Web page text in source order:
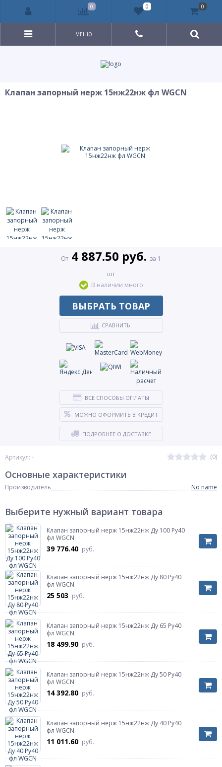
МЕНЮ
Клапан запорный нерж 15нж22нж фл WGCN
Артикул: - (0)
От 4 887.50 руб. за 1
шт
В наличии много
ВЫБРАТЬ ТОВАР
СРАВНИТЬ
ВСЕ СПОСОБЫ ОПЛАТЫ
МОЖНО ОФОРМИТЬ В КРЕДИТ
ПОДРОБНЕЕ О ДОСТАВКЕ
Основные характеристики
Производитель No name
Выберите нужный вариант товара
Клапан запорный нерж 15нж22нж Ду 100 Ру40
фл WGCN
39 776.40 руб.
Клапан запорный нерж 15нж22нж Ду 80 Ру40
фл WGCN
25 503 руб.
Клапан запорный нерж 15нж22нж Ду 65 Ру40
фл WGCN
18 499.90 руб.
Клапан запорный нерж 15нж22нж Ду 50 Ру40
фл WGCN
14 392.80 руб.
Клапан запорный нерж 15нж22нж Ду 40 Ру40
фл WGCN
11 011.60 руб.
0 0 0